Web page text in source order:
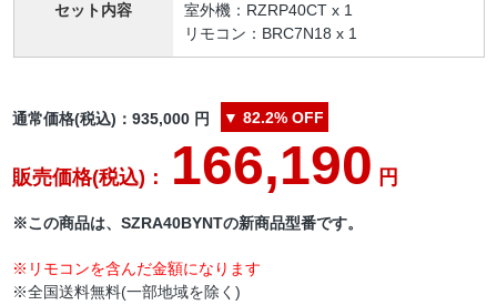
セット内容
室外機：RZRP40CT x 1
リモコン：BRC7N18 x 1
通常価格(税込)：935,000 円 ▼ 82.2% OFF
販売価格(税込)： 166,190 円
※この商品は、SZRA40BYNTの新商品型番です。
※リモコンを含んだ金額になります
※全国送料無料(一部地域を除く)